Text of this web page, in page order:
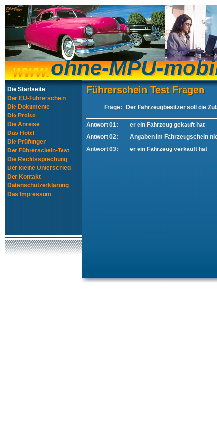
ohne-MPU-
ohne-MPU-
Die Startseite
Der EU-Führerschein
Die Dokumente
Die Preise
Die Anreise
Das Hotel
Die Prüfungen
Der Führerschein-Test
Die Rechtssprechung
Der kleine Unterschied
Der Kontakt
Datenschutzerklärung
Das Impressum
Führerschein Test Fragen
Führerschein Test Fragen
Frage: Der Fahrzeugbesitzer soll die
Antwort 01:
er ein Fahrzeug gekauft hat
Antwort 02:
Angaben im Fahrzeugschein
Antwort 03:
er ein Fahrzeug verkauft hat